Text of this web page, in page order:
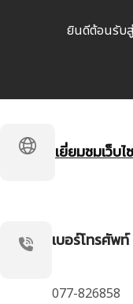
ยินดีต้อนรับสู่
เยี่ยมชมเว็บ
เบอร์โทรศัพท์
077-826858